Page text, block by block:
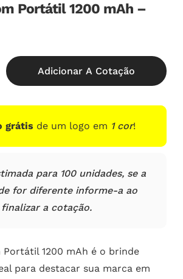
Portátil 1200 mAh –
Adicionar A Cotação
grátis de um logo em 1 cor!
para 100 unidades, se a
for diferente informe-a ao
finalizar a cotação.
Portátil 1200 mAh é o brinde
para destacar sua marca em